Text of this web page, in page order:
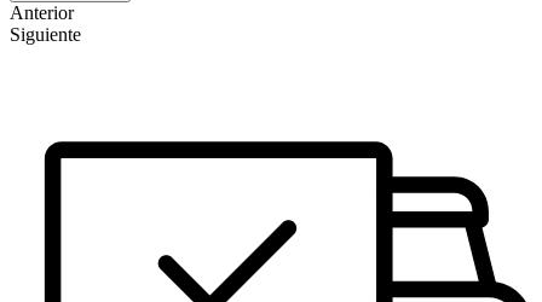
Anterior
Siguiente